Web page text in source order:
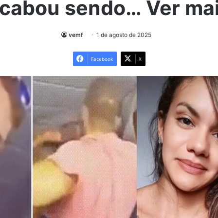
sendo… Ver
vemf 1 de agosto de 2025
Facebook X